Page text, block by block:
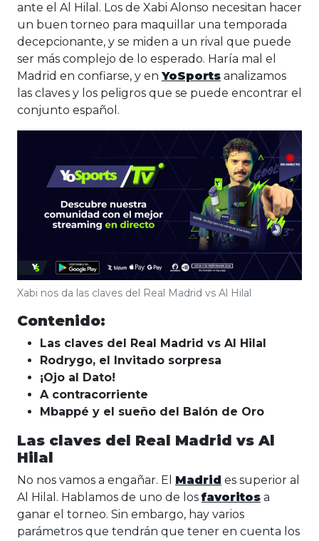
ante el Al Hilal. Los de Xabi Alonso necesitan hacer
un buen torneo para maquillar una temporada
decepcionante, y se miden a un rival que puede
ser más complejo de lo esperado. Haría mal el
Madrid en confiarse, y en YoSports analizamos
las claves y los peligros que se puede encontrar el
conjunto español.
Xabi nos da las claves del Real Madrid vs Al Hilal
Contenido:
Las claves del Real Madrid vs Al Hilal
Rodrygo, el Invitado sorpresa
¡Ojo al Dato!
A contracorriente
Mbappé y el sueño del Balón de Oro
Las claves del Real Madrid vs Al
Hilal
No nos vamos a engañar. El Madrid es superior al
Al Hilal. Hablamos de uno de losfavoritos a
ganar el torneo. Sin embargo, hay varios
parámetros que tendrán que tener en cuenta los